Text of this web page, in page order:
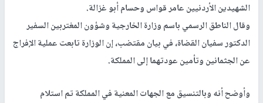
الشهيدين الأردنيين عامر قواس وحسام أبو غزالة.
وقال الناطق الرسمي باسم وزارة الخارجية وشؤون المغتربين السفير
الدكتور سفيان القضاة، في بيان مقتضب، إن الوزارة تابعت عملية الإفراج
عن الجثمانين وتأمين عودتهما إلى المملكة.
وأوضح أنه وبالتنسيق مع الجهات المعنية في المملكة تم استلام